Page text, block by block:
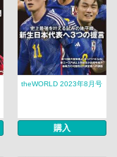
theWORLD 2023年8月号
購入